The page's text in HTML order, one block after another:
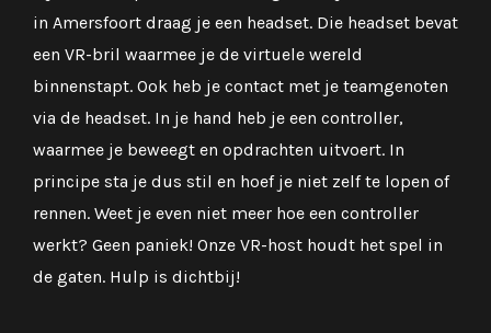
in Amersfoort draag je een headset. Die headset bevat
een VR-bril waarmee je de virtuele wereld
binnenstapt. Ook heb je contact met je teamgenoten
via de headset. In je hand heb je een controller,
waarmee je beweegt en opdrachten uitvoert. In
principe sta je dus stil en hoef je niet zelf te lopen of
rennen. Weet je even niet meer hoe een controller
werkt? Geen paniek! Onze VR-host houdt het spel in
de gaten. Hulp is dichtbij!